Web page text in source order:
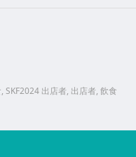
, SKF2024 出店者, 出店者, 飲食